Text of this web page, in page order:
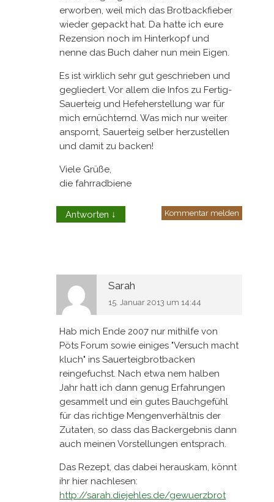
erworben, weil mich das Brotbackfieber
wieder gepackt hat. Da hatte ich eure
Rezension noch im Hinterkopf und
nenne das Buch daher nun mein Eigen.
Es ist wirklich sehr gut geschrieben und
gegliedert. Vor allem die Infos zu Fertig-
Sauerteig und Hefeherstellung war für
mich ernüchternd. Was mich nur weiter
anspornt, Sauerteig selber herzustellen
und damit zu backen!
Viele Grüße,
die fahrradbiene
Antworten ↓ Kommentar melden
Sarah
15. Januar 2013 um 14:44
Hab mich Ende 2007 nur mithilfe von
Pöts Forum sowie einiges "Versuch macht
kluch" ins Sauerteigbrotbacken
reingefuchst. Nach etwa nem halben
Jahr hatt ich dann genug Erfahrungen
gesammelt und ein gutes Bauchgefühl
für das richtige Mengenverhältnis der
Zutaten, so dass das Backergebnis dann
auch meinen Vorstellungen entsprach.
Das Rezept, das dabei herauskam, könnt
ihr hier nachlesen:
http://sarah.diejehles.de/gewuerzbrot